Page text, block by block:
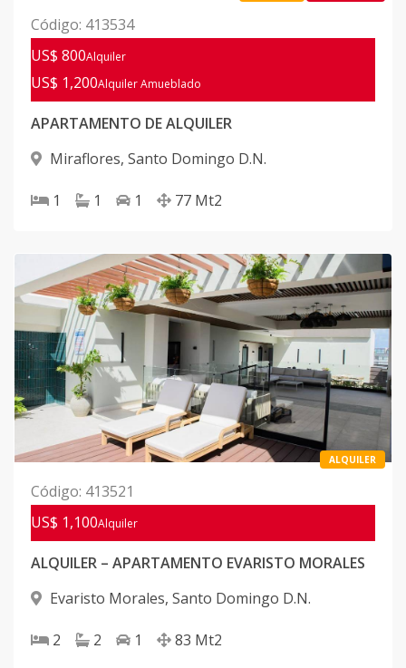
Código: 413534
US$ 800Alquiler
US$ 1,200AlquilerAmueblado
APARTAMENTO DE ALQUILER
Miraflores, Santo Domingo D.N.
1 1 1 77 Mt2
ALQUILER
Código: 413521
US$ 1,100Alquiler
ALQUILER – APARTAMENTO EVARISTO MORALES
Evaristo Morales, Santo Domingo D.N.
2 2 1 83 Mt2